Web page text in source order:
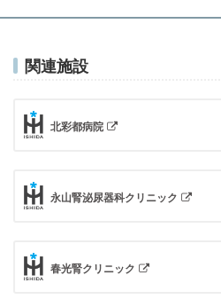
関連施設
北彩都病院
永山腎泌尿器科クリニック
春光腎クリニック